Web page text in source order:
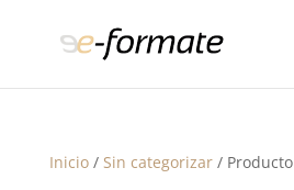
Inicio/ Sin categorizar/ Producto